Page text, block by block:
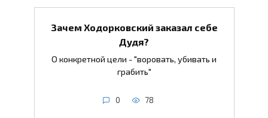
Зачем Ходорковский заказал себе
Дудя?
О конкретной цели - "воровать, убивать и
грабить"
0 78